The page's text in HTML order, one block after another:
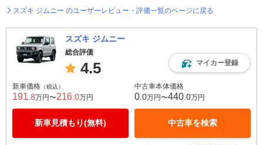
スズキ ジムニー のユーザーレビュー・評価一覧のページに戻る
スズキ ジムニー
総合評価
4.5 マイカー登録
新車価格 （税込）
191 .8万円〜216 .0万円
新車見積もり(無料)
中古車本体価格
0 .0万円〜440 .0万円
中古車を検索